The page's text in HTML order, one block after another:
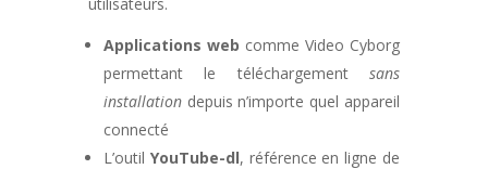
Applications web comme Video Cyborg
permettant le téléchargementsans
installationdepuis n’importe quel appareil
connecté
L’outil YouTube-dl, référence en ligne de